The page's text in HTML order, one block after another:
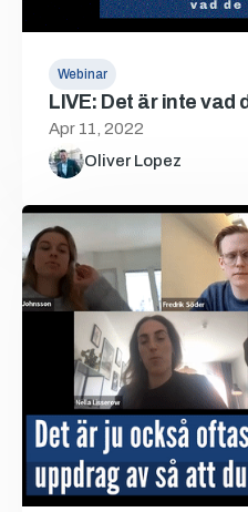
Webinar
LIVE: Det är inte vad
Apr 11, 2022
Oliver Lopez